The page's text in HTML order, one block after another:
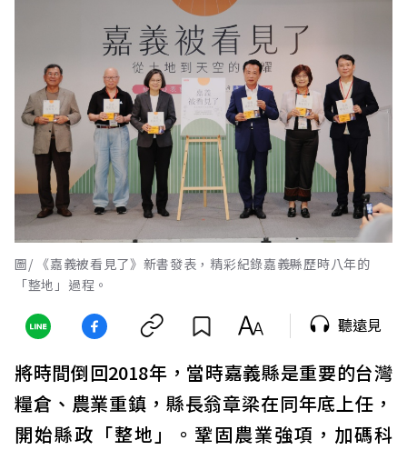
圖/ 《嘉義被看見了》新書發表，精彩紀錄嘉義縣歷時八年的
「整地」過程。
聽遠見
將時間倒回2018年，當時嘉義縣是重要的台灣
糧倉、農業重鎮，縣長翁章梁在同年底上任，
開始縣政「整地」。鞏固農業強項，加碼科